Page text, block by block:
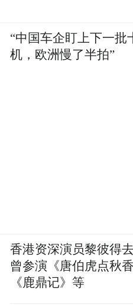
“中国车企盯上下一批
机，欧洲慢了半拍”
香港资深演员黎彼得去
曾参演《唐伯虎点秋香
《鹿鼎记》等